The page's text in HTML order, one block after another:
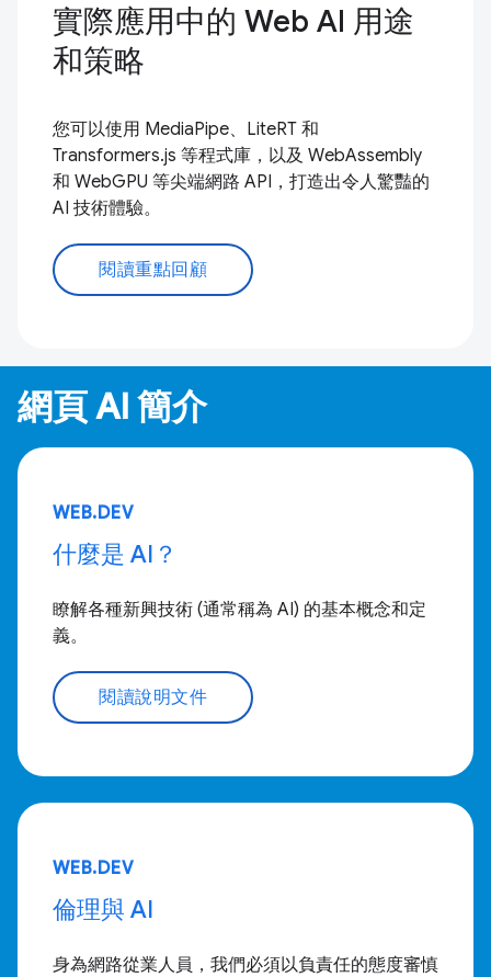
實際應用中的 Web AI 用途
和策略
您可以使用 MediaPipe、LiteRT 和
Transformers.js 等程式庫，以及 WebAssembly
和 WebGPU 等尖端網路 API，打造出令人驚豔的
AI 技術體驗。
閱讀重點回顧
網頁 AI 簡介
WEB.DEV
什麼是 AI？
瞭解各種新興技術 (通常稱為 AI) 的基本概念和定
義。
閱讀說明文件
WEB.DEV
倫理與 AI
身為網路從業人員，我們必須以負責任的態度審慎